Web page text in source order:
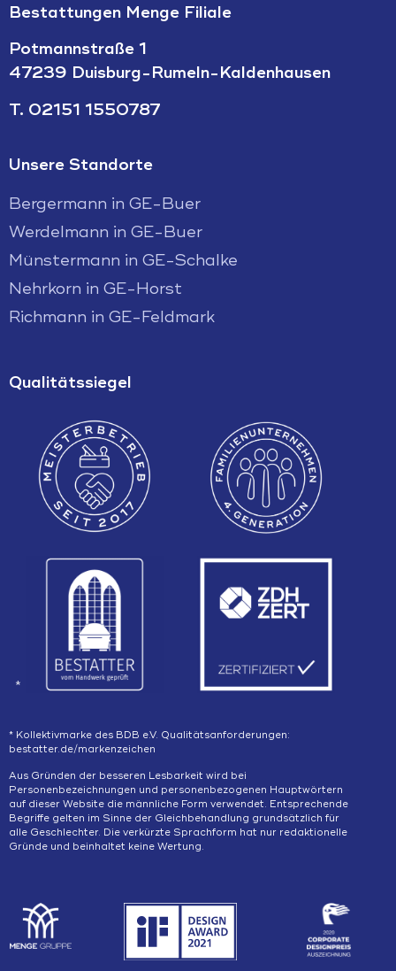
Bestattungen Menge Filiale
Potmannstraße 1
47239 Duisburg-Rumeln-Kaldenhausen
T. 02151 1550787
Unsere Standorte
Bergermann in GE-Buer
Werdelmann in GE-Buer
Münstermann in GE-Schalke
Nehrkorn in GE-Horst
Richmann in GE-Feldmark
Qualitätssiegel
*
* Kollektivmarke des BDB e.V. Qualitätsanforderungen:
bestatter.de/markenzeichen
Aus Gründen der besseren Lesbarkeit wird bei
Personenbezeichnungen und personenbezogenen Hauptwörtern
auf dieser Website die männliche Form verwendet. Entsprechende
Begriffe gelten im Sinne der Gleichbehandlung grundsätzlich für
alle Geschlechter. Die verkürzte Sprachform hat nur redaktionelle
Gründe und beinhaltet keine Wertung.